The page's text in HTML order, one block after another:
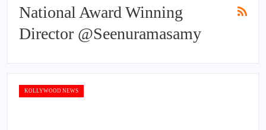
National Award Winning
Director @seenuramasamy
KOLLYWOOD NEWS